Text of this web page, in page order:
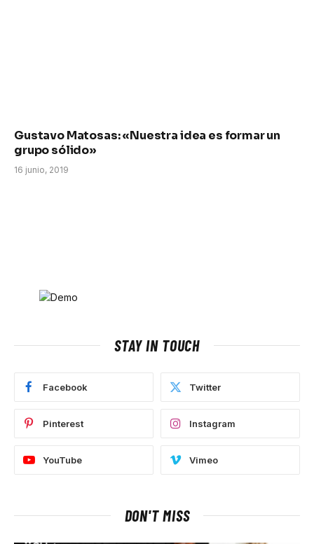
Gustavo Matosas: «Nuestra idea es formar un
grupo sólido»
16 junio, 2019
STAY IN TOUCH
Facebook Twitter
Pinterest Instagram
YouTube Vimeo
DON'T MISS